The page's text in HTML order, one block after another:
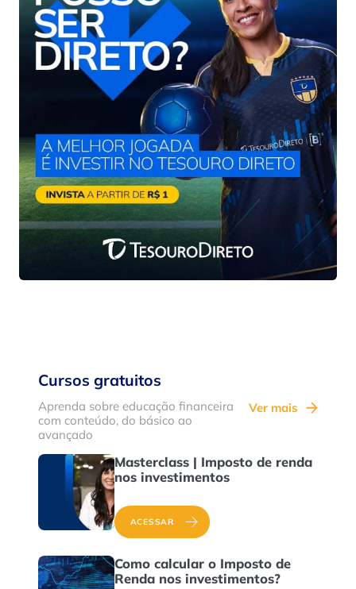
Cursos gratuitos
Aprenda sobre educação financeira
com conteúdo, do básico ao
avançado
Ver mais
Masterclass | Imposto de renda
nos investimentos
ACESSAR
Como calcular o Imposto de
Renda nos investimentos?